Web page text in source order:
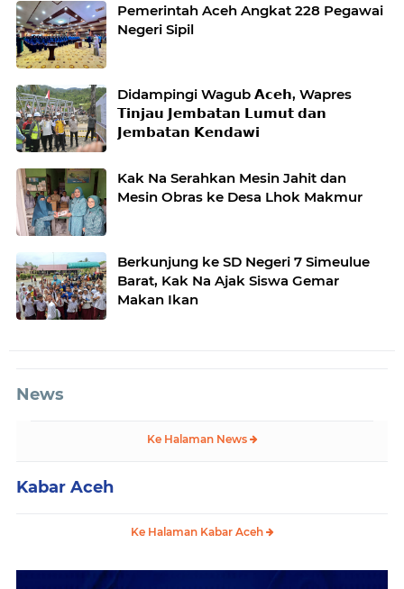
Pemerintah Aceh Angkat 228 Pegawai
Negeri Sipil
Didampingi Wagub 𝗔𝗰𝗲𝗵, Wapres
𝗧𝗶𝗻𝗷𝗮𝘂 𝗝𝗲𝗺𝗯𝗮𝘁𝗮𝗻 𝗟𝘂𝗺𝘂𝘁 𝗱𝗮𝗻
𝗝𝗲𝗺𝗯𝗮𝘁𝗮𝗻 𝗞𝗲𝗻𝗱𝗮𝘄𝗶
Kak Na Serahkan Mesin Jahit dan
Mesin Obras ke Desa Lhok Makmur
Berkunjung ke SD Negeri 7 Simeulue
Barat, Kak Na Ajak Siswa Gemar
Makan Ikan
News
Ke Halaman News
Kabar Aceh
Ke Halaman Kabar Aceh